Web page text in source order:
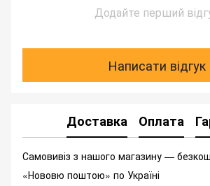
Додайте перший
Написати відгук
Доставка Оплата
Самовивіз з нашого магазину —
«Нововю поштою» по Україні